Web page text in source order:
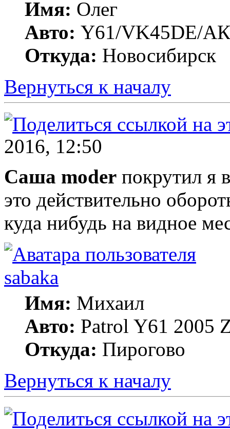
Имя: Олег
Авто: Y61/VK45DE/
Откуда: Новосибирск
Вернуться к началу
2016, 12:50
Саша moder покрутил я
это действительно
куда нибудь на видное
sabaka
Имя: Михаил
Авто: Patrol Y61 2005
Откуда: Пирогово
Вернуться к началу